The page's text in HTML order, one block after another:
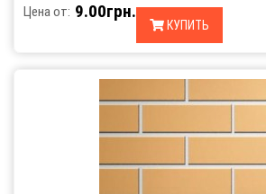
Цена от: 9.00грн.
КУПИТЬ